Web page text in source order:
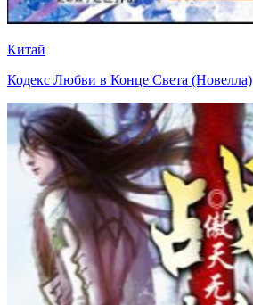
Китай
Кодекс Любви в Конце Света (Новелла)